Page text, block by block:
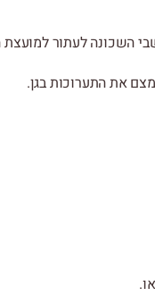
השכונה לעתור למועצת
את התערוכות בגן.